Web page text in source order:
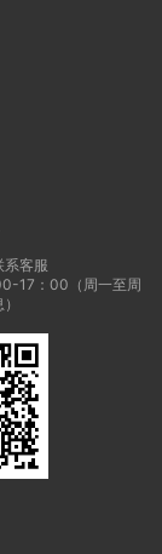
系客服
17：00（周一至周